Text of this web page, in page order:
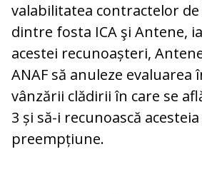
valabilitatea contractelor
dintre fosta ICA şi Antene,
acestei recunoașteri,
ANAF să anuleze evaluarea
vânzării clădirii în care se
3 și să-i recunoască
preempțiune.